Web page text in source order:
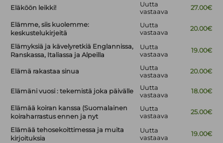
Eläköön leikki!
Uutta
vastaava
27.00€
Elämme, siis kuolemme:
keskustelukirjeitä
Uutta
vastaava
20.00€
Elämyksiä ja kävelyretkiä Englannissa,
Ranskassa, Italiassa ja Alpeilla
Uutta
vastaava
19.00€
Elämä rakastaa sinua
Uutta
vastaava
20.00€
Elämäni vuosi : tekemistä joka päivälle
Uutta
vastaava
18.00€
Elämää koiran kanssa (Suomalainen
koiraharrastus ennen ja nyt
Uutta
vastaava
25.00€
Elämää tehosekoittimessa ja muita
kirjoituksia
Uutta
vastaava
19.00€